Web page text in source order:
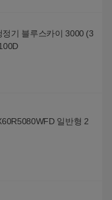
기 블루스카이 3000 (3
일반형 2